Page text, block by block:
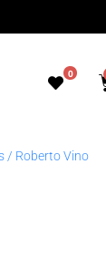
0
/ Roberto Vino